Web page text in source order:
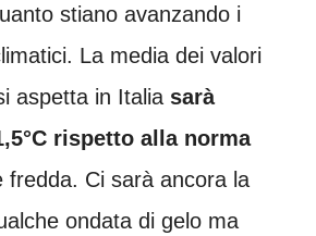
stiano avanzando i
La media dei valori
aspetta in Italia sarà
rispetto alla norma
fredda. Ci sarà ancora la
ondata di gelo ma